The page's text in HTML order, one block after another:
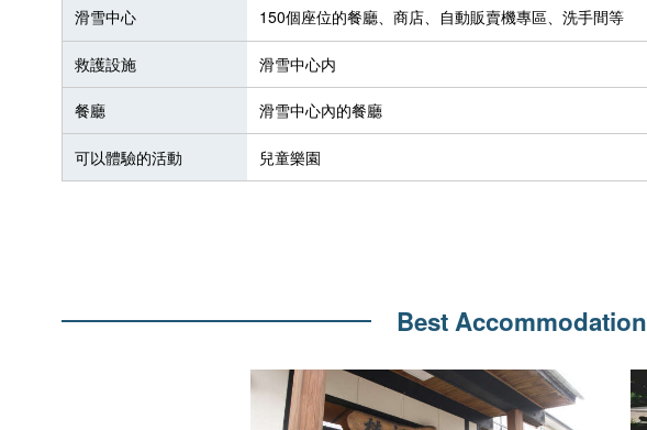
滑雪中心 150個座位的餐廳、商店、自動販賣機專區、洗手間等
救護設施 滑雪中心内
餐廳 滑雪中心內的餐廳
可以體驗的活動 兒童樂園
Best Accommodation